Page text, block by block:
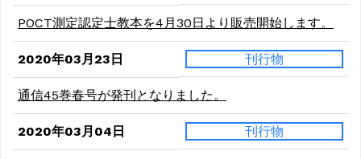
POCT測定認定士教本を4月30日より販売開始します。
2020年03月23日 刊行物
通信45巻春号が発刊となりました。
2020年03月04日 刊行物